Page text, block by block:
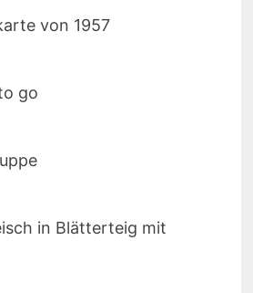
von 1957
go
in Blätterteig mit